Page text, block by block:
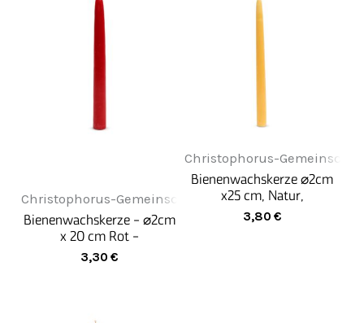
Christophorus-Gemeinschaft
Bienenwachskerze - ⌀2cm
x 20 cm Rot -
Handgezogen
3,30 €
Christophorus-
Bienenwachskerze ⌀2cm
x25 cm, Natur,
handgezogen
3,80 €